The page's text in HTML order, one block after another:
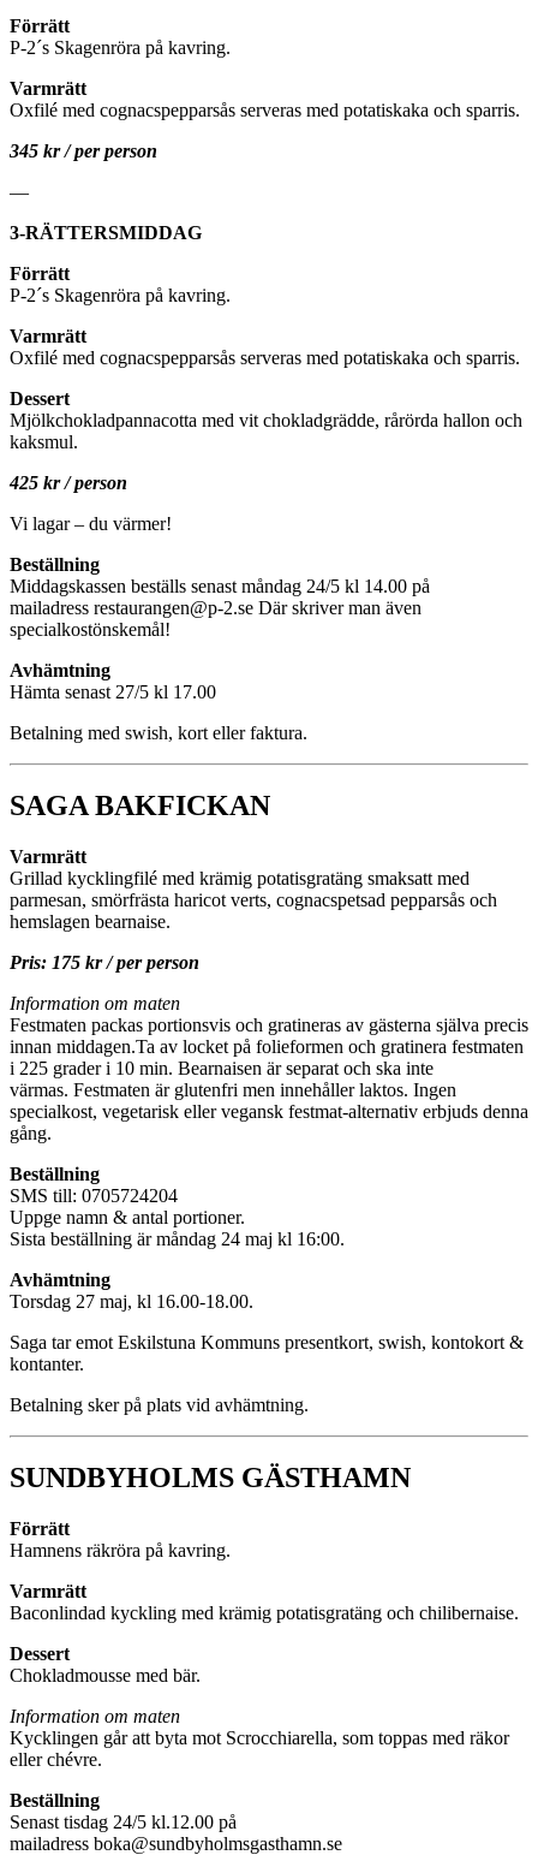
Förrätt
P-2´s Skagenröra på kavring.
Varmrätt
Oxfilé med cognacspepparsås serveras med potatiskaka och sparris.
345 kr / per person
—
3-RÄTTERSMIDDAG
Förrätt
P-2´s Skagenröra på kavring.
Varmrätt
Oxfilé med cognacspepparsås serveras med potatiskaka och sparris.
Dessert
Mjölkchokladpannacotta med vit chokladgrädde, rårörda hallon och
kaksmul.
425 kr / person
Vi lagar – du värmer!
Beställning
Middagskassen beställs senast måndag 24/5 kl 14.00 på
mailadress restaurangen@p-2.se Där skriver man även
specialkostönskemål!
Avhämtning
Hämta senast 27/5 kl 17.00
Betalning med swish, kort eller faktura.
SAGA BAKFICKAN
Varmrätt
Grillad kycklingfilé med krämig potatisgratäng smaksatt med
parmesan, smörfrästa haricot verts, cognacspetsad pepparsås och
hemslagen bearnaise.
Pris: 175 kr / per person
Information om maten
Festmaten packas portionsvis och gratineras av gästerna själva precis
innan middagen.Ta av locket på folieformen och gratinera festmaten
i 225 grader i 10 min. Bearnaisen är separat och ska inte
värmas. Festmaten är glutenfri men innehåller laktos. Ingen
specialkost, vegetarisk eller vegansk festmat-alternativ erbjuds denna
gång.
Beställning
SMS till: 0705724204
Uppge namn & antal portioner.
Sista beställning är måndag 24 maj kl 16:00.
Avhämtning
Torsdag 27 maj, kl 16.00-18.00.
Saga tar emot Eskilstuna Kommuns presentkort, swish, kontokort &
kontanter.
Betalning sker på plats vid avhämtning.
SUNDBYHOLMS GÄSTHAMN
Förrätt
Hamnens räkröra på kavring.
Varmrätt
Baconlindad kyckling med krämig potatisgratäng och chilibernaise.
Dessert
Chokladmousse med bär.
Information om maten
Kycklingen går att byta mot Scrocchiarella, som toppas med räkor
eller chévre.
Beställning
Senast tisdag 24/5 kl.12.00 på
mailadress boka@sundbyholmsgasthamn.se